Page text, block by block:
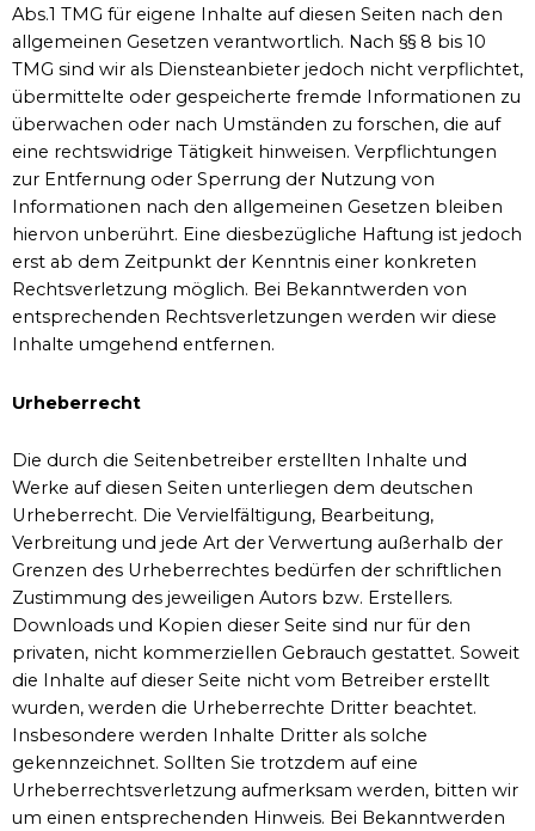
Abs.1 TMG für eigene Inhalte auf diesen Seiten nach den
allgemeinen Gesetzen verantwortlich. Nach §§ 8 bis 10
TMG sind wir als Diensteanbieter jedoch nicht verpflichtet,
übermittelte oder gespeicherte fremde Informationen zu
überwachen oder nach Umständen zu forschen, die auf
eine rechtswidrige Tätigkeit hinweisen. Verpflichtungen
zur Entfernung oder Sperrung der Nutzung von
Informationen nach den allgemeinen Gesetzen bleiben
hiervon unberührt. Eine diesbezügliche Haftung ist jedoch
erst ab dem Zeitpunkt der Kenntnis einer konkreten
Rechtsverletzung möglich. Bei Bekanntwerden von
entsprechenden Rechtsverletzungen werden wir diese
Inhalte umgehend entfernen.
Urheberrecht
Die durch die Seitenbetreiber erstellten Inhalte und
Werke auf diesen Seiten unterliegen dem deutschen
Urheberrecht. Die Vervielfältigung, Bearbeitung,
Verbreitung und jede Art der Verwertung außerhalb der
Grenzen des Urheberrechtes bedürfen der schriftlichen
Zustimmung des jeweiligen Autors bzw. Erstellers.
Downloads und Kopien dieser Seite sind nur für den
privaten, nicht kommerziellen Gebrauch gestattet. Soweit
die Inhalte auf dieser Seite nicht vom Betreiber erstellt
wurden, werden die Urheberrechte Dritter beachtet.
Insbesondere werden Inhalte Dritter als solche
gekennzeichnet. Sollten Sie trotzdem auf eine
Urheberrechtsverletzung aufmerksam werden, bitten wir
um einen entsprechenden Hinweis. Bei Bekanntwerden